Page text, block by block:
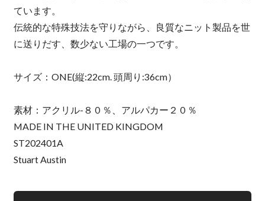
ています。
伝統的な特殊技法を守りながら、良質なニット製品を世
に送りだす、数少ない工場の一つです。
サイズ：ONE(縦:22cm. 頭周り:36cm）
素材：アクリル-８０％、アルパカー２０％
MADE IN THE UNITED KINGDOM
ST202401A
Stuart Austin